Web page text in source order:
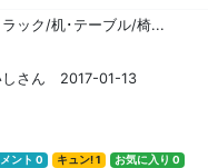
ック/机･テーブル/椅...
しさん 2017-01-13
ント 0 キュン! 1 お気に入り 0